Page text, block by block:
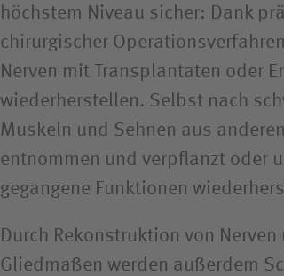
höchstem Niveau sicher: Dank
chirurgischer
Nerven mit Transplantaten oder
wiederherstellen. Selbst nach
Muskeln und Sehnen aus
entnommen und verpflanzt oder
gegangene Funktionen
Durch Rekonstruktion von
Gliedmaßen werden außerdem